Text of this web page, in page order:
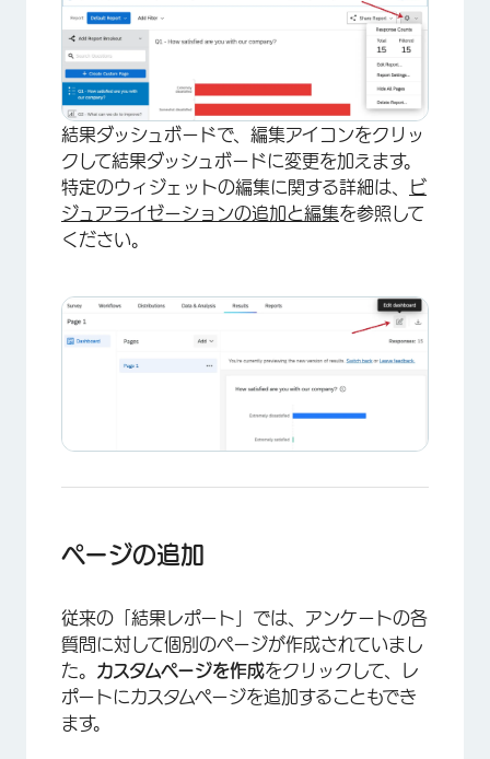
×
×
結果ダッシュボードで、編集アイコンをクリッ
クして結果ダッシュボードに変更を加えます。
特定のウィジェットの編集に関する詳細は、
ビ
ジュアライゼーションの追加と編集を参照して
ください。
ページの追加
従来の「結果レポート」では、アンケートの各
質問に対して個別のページが作成されていまし
た。 カスタムページを作成をクリックして、レ
ポートにカスタムページを追加することもでき
ます。